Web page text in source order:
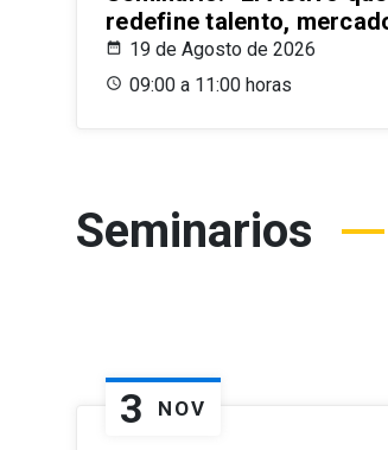
redefine talento,
19 de Agosto de 2026
09:00 a 11:00 horas
Seminarios
3 NOV